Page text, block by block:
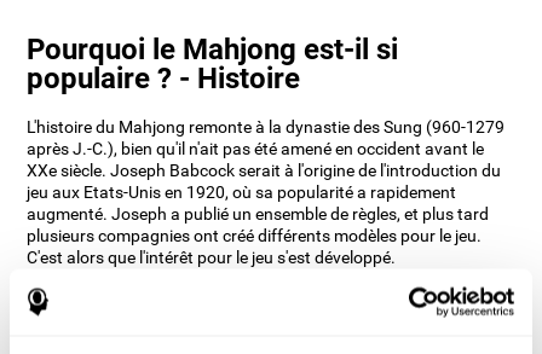
Pourquoi le Mahjong est-il si
populaire ? - Histoire
L'histoire du Mahjong remonte à la dynastie des Sung (960-1279
après J.-C.), bien qu'il n'ait pas été amené en occident avant le
XXe siècle. Joseph Babcock serait à l'origine de l'introduction du
jeu aux Etats-Unis en 1920, où sa popularité a rapidement
augmenté. Joseph a publié un ensemble de règles, et plus tard
plusieurs compagnies ont créé différents modèles pour le jeu.
C'est alors que l'intérêt pour le jeu s'est développé.
Dans les années 1940, le gouvernement chinois a interdit le
Mahjong car il était considéré comme un jeu capitaliste parce que